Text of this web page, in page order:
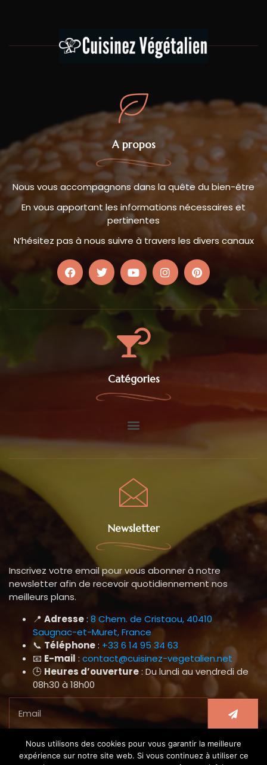
A propos
Nous vous accompagnons dans la quête du bien-être
En vous apportant les informations nécessaires et
pertinentes
N’hésitez pas à nous suivre à travers les divers canaux
Catégories
Newsletter
Inscrivez votre email pour vous abonner à notre
newsletter afin de recevoir quotidiennement nos
meilleurs plans.
📍 Adresse: 8 Chem. de Cristaou, 40410
Saugnac-et-Muret, France
📞 Téléphone: +33 6 14 95 34 63
📧 E-mail : contact@cuisinez-vegetalien.net
🕒 Heures d’ouverture: Du lundi au vendredi de
08h30 à 18h00
Nous utilisons des cookies pour vous garantir la meilleure
expérience sur notre site web. Si vous continuez à utiliser ce